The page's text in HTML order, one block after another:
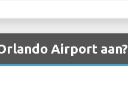
Airport aan?